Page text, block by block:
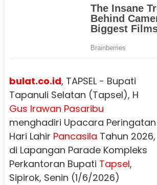
bulat.co.id, TAPSEL - Bupati
Tapanuli Selatan (Tapsel), H
Gus Irawan Pasaribu
menghadiri Upacara Peringatan
Hari Lahir Pancasila Tahun 2026,
di Lapangan Parade Kompleks
Perkantoran Bupati Tapsel,
Sipirok, Senin (1/6/2026)